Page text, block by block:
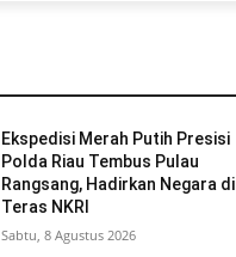
Ekspedisi Merah Putih Presisi
Polda Riau Tembus Pulau
Rangsang, Hadirkan Negara di
Teras NKRI
Sabtu, 8 Agustus 2026